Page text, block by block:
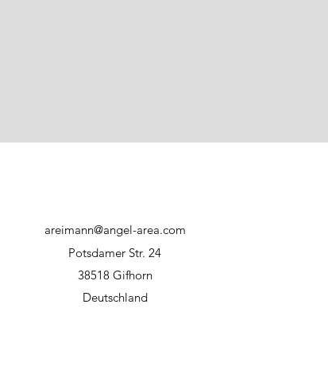
areimann@angel-area.com
Potsdamer Str. 24
38518 Gifhorn
Deutschland